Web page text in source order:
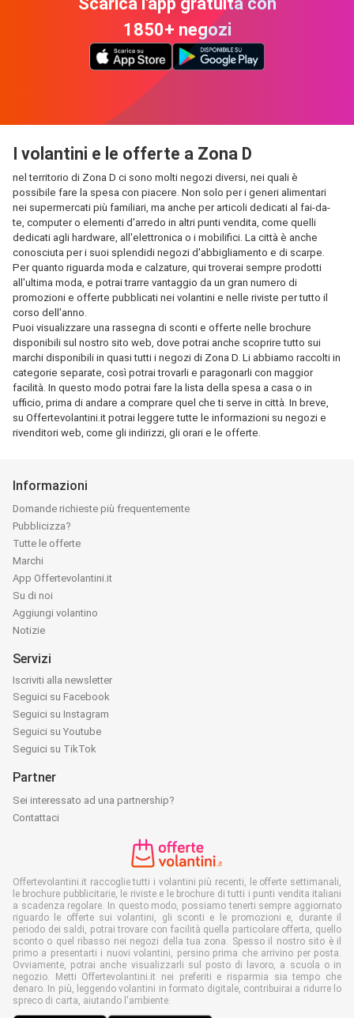
1850+ negozi
I volantini e le offerte a Zona D
nel territorio di Zona D ci sono molti negozi diversi, nei quali è
possibile fare la spesa con piacere. Non solo per i generi alimentari
nei supermercati più familiari, ma anche per articoli dedicati al fai-da-
te, computer o elementi d'arredo in altri punti vendita, come quelli
dedicati agli hardware, all'elettronica o i mobilifici. La città è anche
conosciuta per i suoi splendidi negozi d'abbigliamento e di scarpe.
Per quanto riguarda moda e calzature, qui troverai sempre prodotti
all'ultima moda, e potrai trarre vantaggio da un gran numero di
promozioni e offerte pubblicati nei volantini e nelle riviste per tutto il
corso dell'anno.
Puoi visualizzare una rassegna di sconti e offerte nelle brochure
disponibili sul nostro sito web, dove potrai anche scoprire tutto sui
marchi disponibili in quasi tutti i negozi di Zona D. Li abbiamo raccolti in
categorie separate, così potrai trovarli e paragonarli con maggior
facilità. In questo modo potrai fare la lista della spesa a casa o in
ufficio, prima di andare a comprare quel che ti serve in città. In breve,
su Offertevolantini.it potrai leggere tutte le informazioni su negozi e
rivenditori web, come gli indirizzi, gli orari e le offerte.
Informazioni
Domande richieste più frequentemente
Pubblicizza?
Tutte le offerte
Marchi
App Offertevolantini.it
Su di noi
Aggiungi volantino
Notizie
Servizi
Iscriviti alla newsletter
Seguici su Facebook
Seguici su Instagram
Seguici su Youtube
Seguici su TikTok
Partner
Sei interessato ad una partnership?
Contattaci
Offertevolantini.it raccoglie tutti i volantini più recenti, le offerte settimanali,
le brochure pubblicitarie, le riviste e le brochure di tutti i punti vendita italiani
a scadenza regolare. In questo modo, possiamo tenerti sempre aggiornato
riguardo le offerte sui volantini, gli sconti e le promozioni e, durante il
periodo dei saldi, potrai trovare con facilità quella particolare offerta, quello
sconto o quel ribasso nei negozi della tua zona. Spesso il nostro sito è il
primo a presentarti i nuovi volantini, persino prima che arrivino per posta.
Ovviamente, potrai anche visualizzarli sul posto di lavoro, a scuola o in
negozio. Metti Offertevolantini.it nei preferiti e risparmia sia tempo che
denaro. In più, leggendo volantini in formato digitale, contribuirai a ridurre lo
spreco di carta, aiutando l'ambiente.